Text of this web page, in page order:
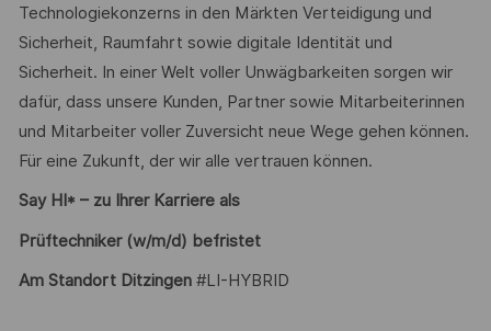
Technologiekonzerns in den Märkten Verteidigung und
Sicherheit, Raumfahrt sowie digitale Identität und
Sicherheit. In einer Welt voller Unwägbarkeiten sorgen wir
dafür, dass unsere Kunden, Partner sowie Mitarbeiterinnen
und Mitarbeiter voller Zuversicht neue Wege gehen können.
Für eine Zukunft, der wir alle vertrauen können.
Say HI* – zu Ihrer Karriere als
Prüftechniker (w/m/d) befristet
Am Standort Ditzingen#LI-HYBRID